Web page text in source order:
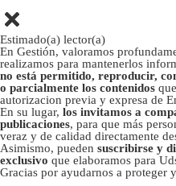
Estimado(a) lector(a)
En Gestión, valoramos
realizamos para mantenerlos
no está permitido, reproducir,
o parcialmente los contenidos
autorizacion previa y expresa de
En su lugar, los invitamos a
publicaciones, para que más
veraz y de calidad directamente
Asimismo, pueden suscribirse y
exclusivo que elaboramos para
Gracias por ayudarnos a proteger